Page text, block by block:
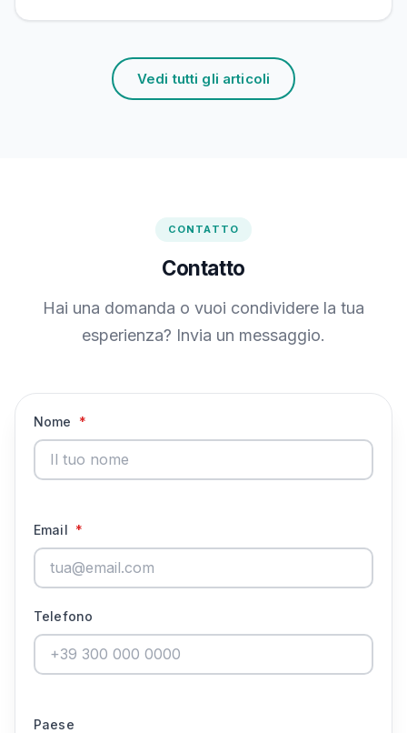
Vedi tutti gli articoli
CONTATTO
Contatto
Hai una domanda o vuoi condividere la tua
esperienza? Invia un messaggio.
Nome *
Email *
Telefono
Paese